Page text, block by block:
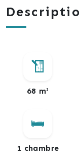
68 m²
1 chambre